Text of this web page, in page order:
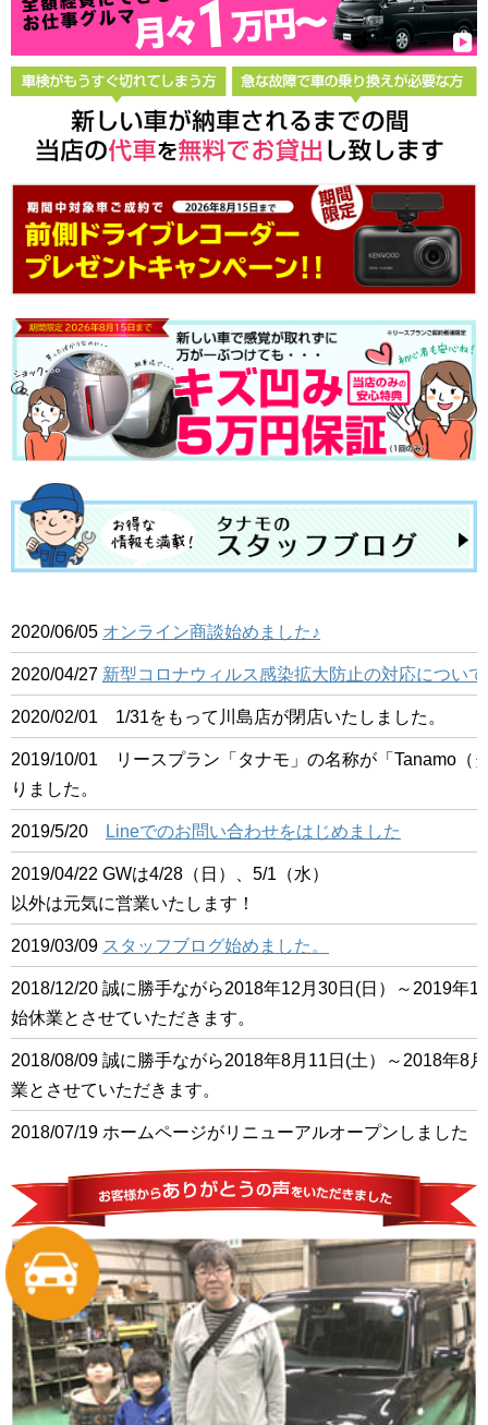
2020/06/05 オンライン商談始めました♪
2020/04/27 新型コロナウィルス感染拡大防止の対応について
2020/02/01 1/31をもって川島店が閉店いたしました。
2019/10/01 リースプラン「タナモ」の名称が「Tanamo（
りました。
2019/5/20 Lineでのお問い合わせをはじめました
2019/04/22 GWは4/28（日）、5/1（水）
以外は元気に営業いたします！
2019/03/09 スタッフブログ始めました。
2018/12/20 誠に勝手ながら2018年12月30日(日）～2019年1
始休業とさせていただきます。
2018/08/09 誠に勝手ながら2018年8月11日(土）～2018年8
業とさせていただきます。
2018/07/19 ホームページがリニューアルオープンしました